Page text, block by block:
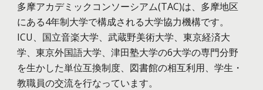
多摩アカデミックコンソーシアム(TAC)は、多摩地区
にある4年制大学で構成される大学協力機構です。
ICU、国立音楽大学、武蔵野美術大学、東京経済大
学、東京外国語大学、津田塾大学の6大学の専門分野
を生かした単位互換制度、図書館の相互利用、学生・
教職員の交流を行なっています。